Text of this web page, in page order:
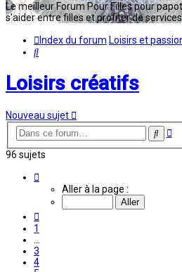
Le meilleur Forum Pour Filles pour
s'aider entre filles et profiter de
Index du forum Loisirs et
Rechercher
Loisirs créatifs
Nouveau sujet
96 sujets
Aller à la page :
1
3
4